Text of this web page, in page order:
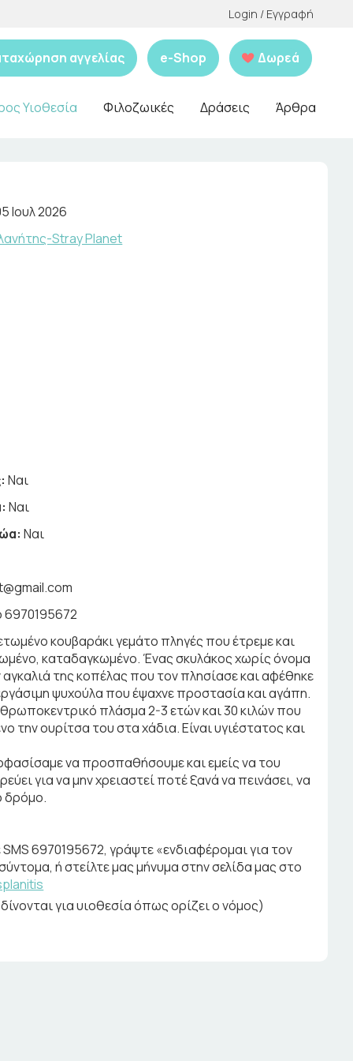
Login / Εγγραφή
αγγελίας e-Shop Δωρεά
Υιοθεσία Φιλοζωικές Δράσεις Άρθρα
Ιουλ 2026
Stray Planet
Ναι
Ναι
Ναι
6970195672
κουβαράκι γεμάτο πληγές που έτρεμε και
καταδαγκωμένο. Ένας σκυλάκος χωρίς όνομα
της κοπέλας που τον πλησίασε και αφέθηκε
ψυχούλα που έψαχνε προστασία και αγάπη.
πλάσμα 2-3 ετών και 30 κιλών που
την ουρίτσα του στα χάδια. Είναι υγιέστατος και
να προσπαθήσουμε και εμείς να του
για να μην χρειαστεί ποτέ ξανά να πεινάσει, να
δρόμο.
SMS 6970195672, γράψτε «ενδιαφέρομαι για τον
ή στείλτε μας μήνυμα στην σελίδα μας στο
για υιοθεσία όπως ορίζει ο νόμος)